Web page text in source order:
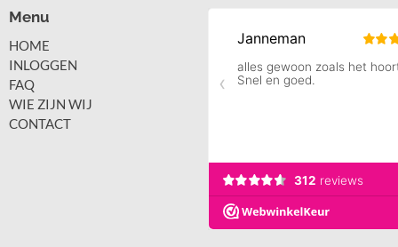
Menu
HOME
INLOGGEN
FAQ
WIE ZIJN WIJ
CONTACT